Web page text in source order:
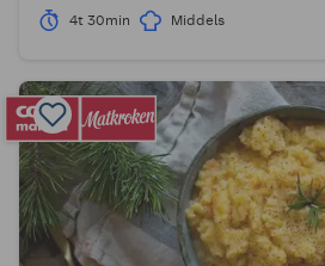
4t 30min Middels